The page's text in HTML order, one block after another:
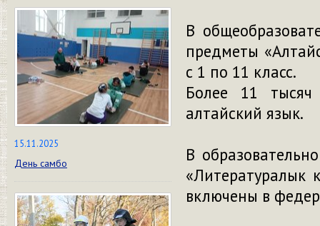
15.11.2025
День самбо
В
предметы
с 1 по 11 класс.
Более 11
алтайский язык.
В
«Литературалык
включены в